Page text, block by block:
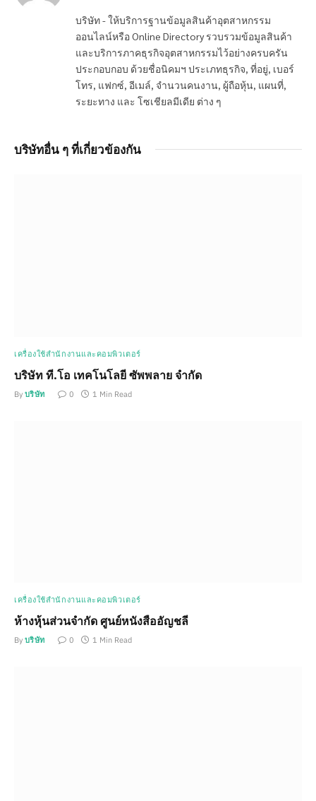
บริษัท - ให้บริการฐานข้อมูลสินค้าอุตสาหกรรม
ออนไลน์หรือ Online Directory รวบรวมข้อมูลสินค้า
และบริการภาคธุรกิจอุตสาหกรรมไว้อย่างครบครัน
ประกอบกอบ ด้วยชื่อนิคมฯ ประเภทธุรกิจ, ที่อยู่, เบอร์
โทร, แฟกซ์, อีเมล์, จำนวนคนงาน, ผู้ถือหุ้น, แผนที่,
ระยะทาง และ โซเชียลมีเดีย ต่าง ๆ
บริษัทอื่น ๆ ที่เกี่ยวข้องกัน
เครื่องใช้สำนักงานและคอมพิวเตอร์
บริษัท ที.โอ เทคโนโลยี ซัพพลาย จำกัด
By บริษัท 0 1 Min Read
เครื่องใช้สำนักงานและคอมพิวเตอร์
ห้างหุ้นส่วนจำกัด ศูนย์หนังสืออัญชลี
By บริษัท 0 1 Min Read